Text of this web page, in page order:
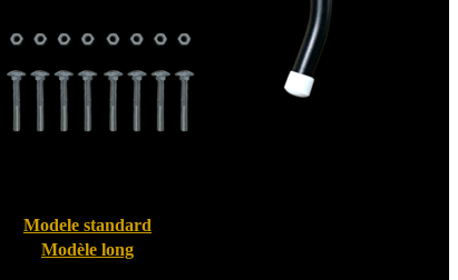
Modele standard
Modèle long